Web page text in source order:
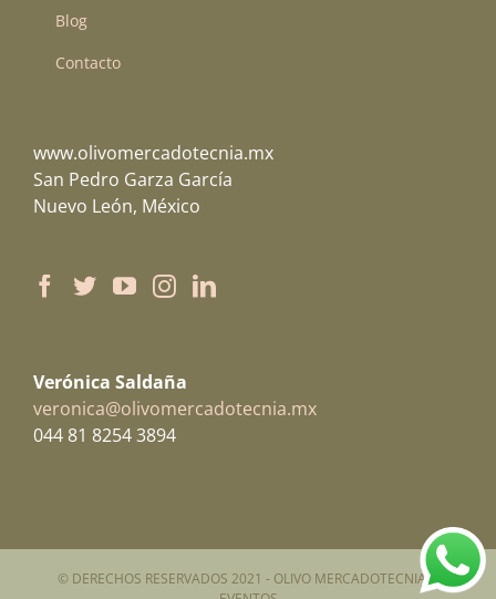
Blog
Contacto
www.olivomercadotecnia.mx
San Pedro Garza García
Nuevo León, México
Verónica Saldaña
veronica@olivomercadotecnia.mx
044 81 8254 3894
© DERECHOS RESERVADOS 2021 - OLIVO MERCADOTECNIA &